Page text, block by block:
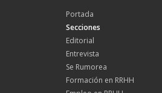
Portada
Secciones
Editorial
Entrevista
Se Rumorea
Formación en RRHH